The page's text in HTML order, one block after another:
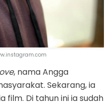
, nama Angga
Sekarang, ia
film. Di tahun ini ia sudah